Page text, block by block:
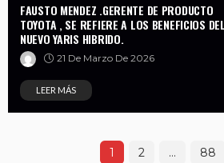
FAUSTO MENDEZ .GERENTE DE PRODUCTO
TOYOTA , SE REFIERE A LOS BENEFICIOS DEL
NUEVO YARIS HIBRIDO.
21 De Marzo De 2026
LEER MÁS
1 2 … 88